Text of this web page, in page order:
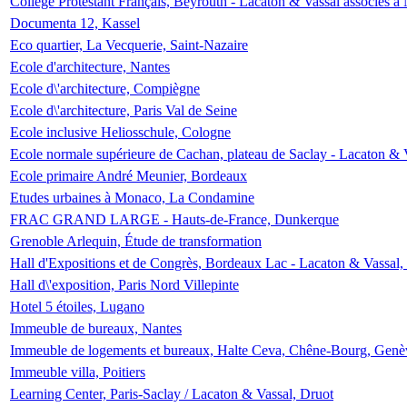
Documenta 12, Kassel
Eco quartier, La Vecquerie, Saint-Nazaire
Ecole d'architecture, Nantes
Ecole d\'architecture, Compiègne
Ecole d\'architecture, Paris Val de Seine
Ecole inclusive Heliosschule, Cologne
Ecole normale supérieure de Cachan, plateau de Saclay - Lacaton &
Ecole primaire André Meunier, Bordeaux
Etudes urbaines à Monaco, La Condamine
FRAC GRAND LARGE - Hauts-de-France, Dunkerque
Grenoble Arlequin, Étude de transformation
Hall d'Expositions et de Congrès, Bordeaux Lac - Lacaton &
Hall d\'exposition, Paris Nord Villepinte
Hotel 5 étoiles, Lugano
Immeuble de bureaux, Nantes
Immeuble de logements et bureaux, Halte Ceva, Chêne-Bourg,
Immeuble villa, Poitiers
Learning Center, Paris-Saclay / Lacaton & Vassal, Druot